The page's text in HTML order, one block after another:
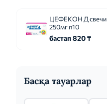
ЦЕФЕКОН Д свечи
250мг n10
бастап 820 ₸
Басқа тауарлар